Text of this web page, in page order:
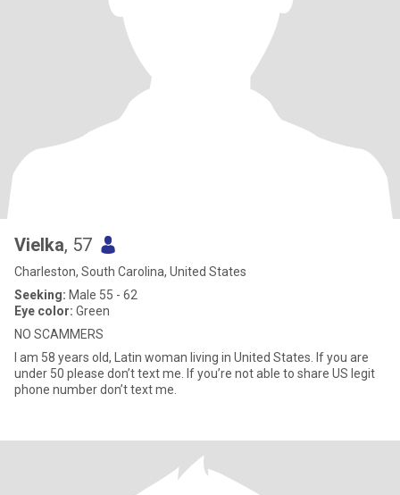
Vielka, 57
Charleston, South Carolina, United States
Seeking: Male 55 - 62
Eye color: Green
NO SCAMMERS
I am 58 years old, Latin woman living in United States. If you are
under 50 please don’t text me. If you’re not able to share US legit
phone number don’t text me.